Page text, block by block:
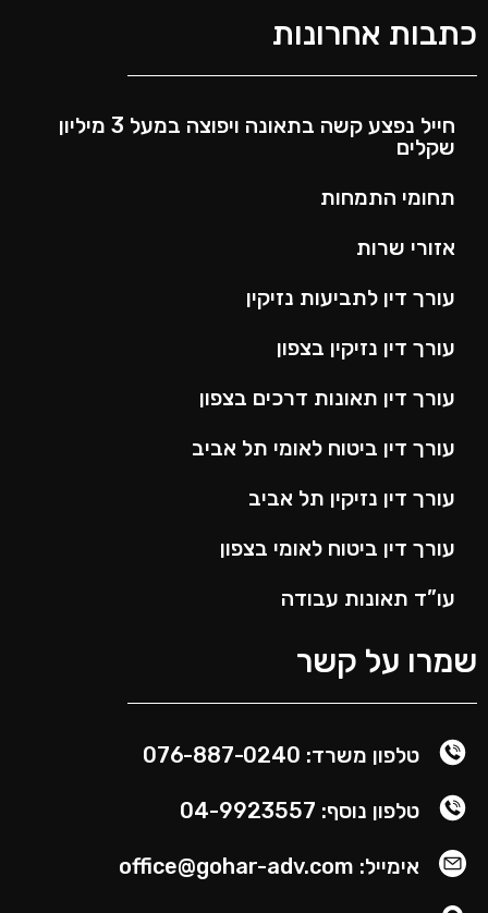
כתבות אחרונות
חייל נפצע קשה בתאונה ויפוצה במעל 3 מיליון
שקלים
תחומי התמחות
אזורי שרות
עורך דין לתביעות נזיקין
עורך דין נזיקין בצפון
עורך דין תאונות דרכים בצפון
עורך דין ביטוח לאומי תל אביב
עורך דין נזיקין תל אביב
עורך דין ביטוח לאומי בצפון
עו”ד תאונות עבודה
שמרו על קשר
טלפון משרד: 076-887-0240
טלפון נוסף: 04-9923557
אימייל: office@gohar-adv.com​